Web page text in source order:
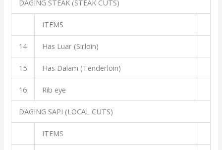
DAGING STEAK (STEAK CUTS)
ITEMS
14 Has Luar (Sirloin)
15 Has Dalam (Tenderloin)
16 Rib eye
DAGING SAPI (LOCAL CUTS)
ITEMS